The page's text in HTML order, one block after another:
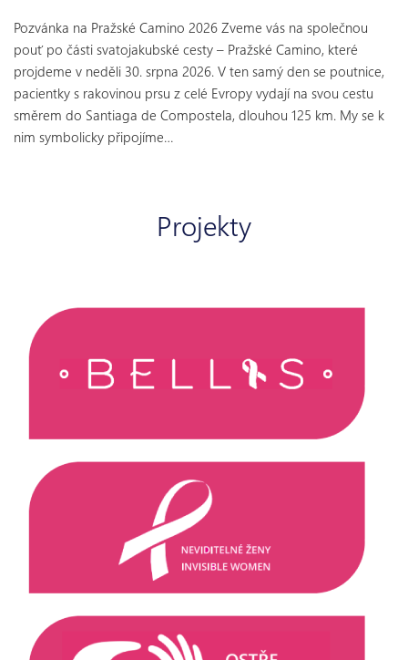
Pozvánka na Pražské Camino 2026 Zveme vás na společnou
pouť po části svatojakubské cesty – Pražské Camino, které
projdeme v neděli 30. srpna 2026. V ten samý den se poutnice,
pacientky s rakovinou prsu z celé Evropy vydají na svou cestu
směrem do Santiaga de Compostela, dlouhou 125 km. My se k
nim symbolicky připojíme…
Projekty